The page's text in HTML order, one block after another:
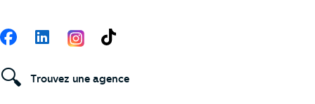
Suivez-nous
FacebookLinkedIn TikTok
🔍 Trouvez une agence